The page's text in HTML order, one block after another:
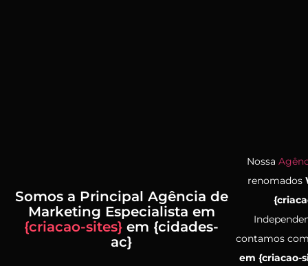
Somos a Principal Agência de
Marketing Especialista em
{criacao-sites} em {cidades-
ac}
Nossa
renomados
contamos
em {criacao-